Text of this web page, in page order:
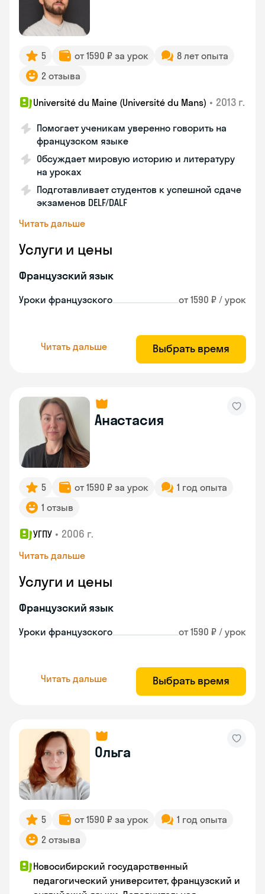
5 от 1590 ₽ за урок
8 лет опыта
2 отзыва
Université du Maine (Université du Mans) • 2013 г.
Помогает ученикам уверенно говорить на
французском языке
Обсуждает мировую историю и литературу
на уроках
Подготавливает студентов к успешной сдаче
экзаменов DELF/DALF
Читать дальше
Услуги и цены
Французский язык
Уроки французского от 1590 ₽ / урок
Читать дальше Выбрать время
Анастасия
5 от 1590 ₽ за урок
1 год опыта
1 отзыв
УГПУ • 2006 г.
Читать дальше
Услуги и цены
Французский язык
Уроки французского от 1590 ₽ / урок
Читать дальше Выбрать время
Ольга
5 от 1590 ₽ за урок
1 год опыта
2 отзыва
Новосибирский государственный
педагогический университет, французский и